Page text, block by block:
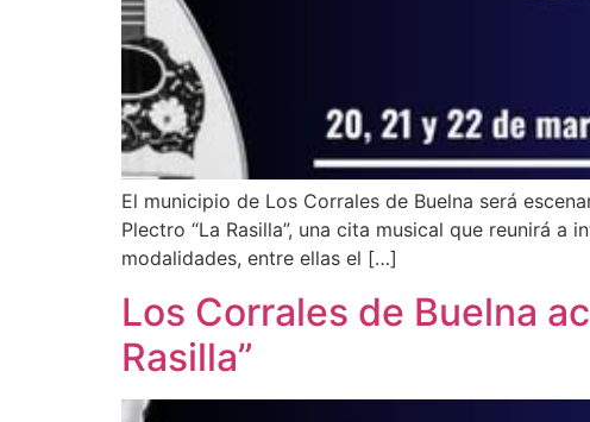
El municipio de Los Corrales de Buelna será
Plectro “La Rasilla”, una cita musical que reunirá
modalidades, entre ellas el […]
Los Corrales de Buelna
Rasilla”